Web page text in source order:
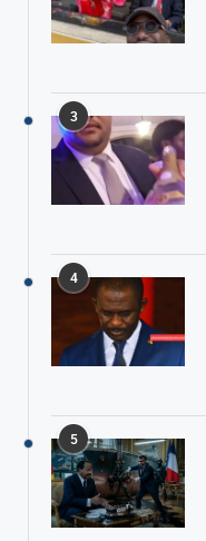
3
4
5